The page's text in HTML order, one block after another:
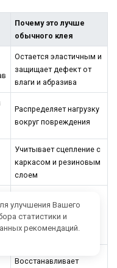
Почему это лучше
обычного клея
Остается эластичным и
защищает дефект от
влаги и абразива
Распределяет нагрузку
вокруг повреждения
Учитывает сцепление с
каркасом и резиновым
слоем
развитие разрыва и
дает плановое
восстановление
Восстанавливает
улучшения Вашего
статистики и
рекомендаций.